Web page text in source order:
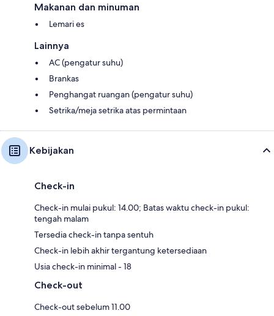
Makanan dan minuman
Lemari es
Lainnya
AC (pengatur suhu)
Brankas
Penghangat ruangan (pengatur suhu)
Setrika/meja setrika atas permintaan
Kebijakan
Check-in
Check-in mulai pukul: 14.00; Batas waktu check-in pukul:
tengah malam
Tersedia check-in tanpa sentuh
Check-in lebih akhir tergantung ketersediaan
Usia check-in minimal - 18
Check-out
Check-out sebelum 11.00